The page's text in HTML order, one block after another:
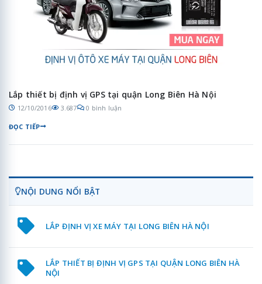
Lắp thiết bị định vị GPS tại quận Long Biên Hà Nội
12/10/2016 3.687 0 bình luận
ĐỌC TIẾP
NỘI DUNG NỔI BẬT
LẮP ĐỊNH VỊ XE MÁY TẠI LONG BIÊN HÀ NỘI
LẮP THIẾT BỊ ĐỊNH VỊ GPS TẠI QUẬN LONG BIÊN HÀ
NỘI